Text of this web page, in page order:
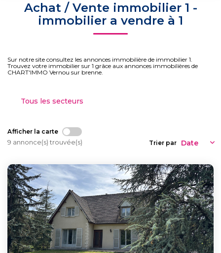
GÉRER
BIENS VENDUS
CONTACT
Sélectionnez...
Type de bien
Surface min
Créer une alerte
Achat / Vente immobilier 1 -
immobilier a vendre à 1
Sur notre site consultez les annonces immobilière de immobilier 1.
Trouvez votre immobilier sur 1 grâce aux annonces immobilières de
CHART'IMMO Vernou sur brenne.
Tous les secteurs
Afficher la carte
9 annonce(s) trouvée(s) Trier par